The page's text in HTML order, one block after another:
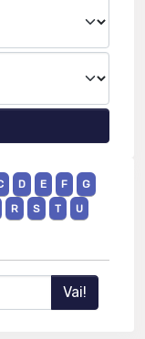
D E F
G
R S T
U